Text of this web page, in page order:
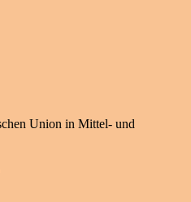
Union in Mittel- und